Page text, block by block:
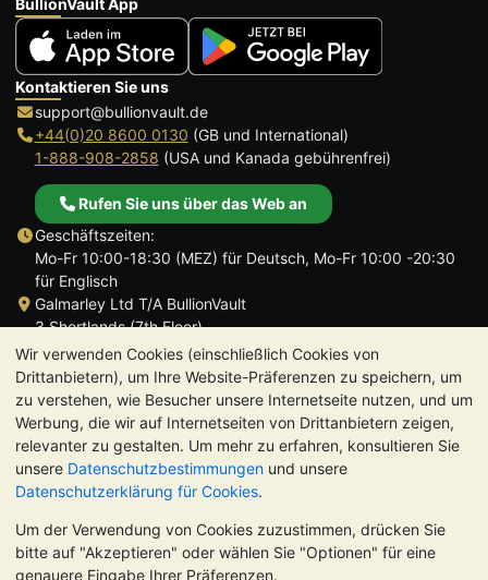
Wir verwenden Cookies (einschließlich Cookies von
Drittanbietern), um Ihre Website-Präferenzen zu speichern, um
zu verstehen, wie Besucher unsere Internetseite nutzen, und um
Werbung, die wir auf Internetseiten von Drittanbietern zeigen,
relevanter zu gestalten. Um mehr zu erfahren, konsultieren Sie
unsere Datenschutzbestimmungen und unsere
Datenschutzerklärung für Cookies.
Um der Verwendung von Cookies zuzustimmen, drücken Sie
bitte auf "Akzeptieren" oder wählen Sie "Optionen" für eine
genauere Eingabe Ihrer Präferenzen.
BullionVault App
Kontaktieren Sie uns
support@bullionvault.de
+44(0)20 8600 0130 (GB und International)
1-888-908-2858 (USA und Kanada gebührenfrei)
Rufen Sie uns über das Web an
Geschäftszeiten:
Mo-Fr 10:00-18:30 (MEZ) für Deutsch, Mo-Fr 10:00 -20:30
für Englisch
Galmarley Ltd T/A BullionVault
3 Shortlands (7th Floor)
Hammersmith
London
W6 8DA
Großbritannien
TrustScore 4.8 | 725 Bewertungen
BITTE BEACHTEN SIE: Der Wert von Edelmetallen kann sowohl
steigen als auch fallen. Historische Trends sind keine Garantie